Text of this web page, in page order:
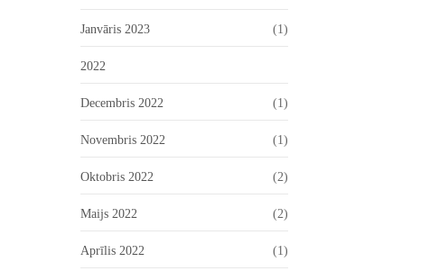
Janvāris 2023 (1)
2022
Decembris 2022 (1)
Novembris 2022 (1)
Oktobris 2022 (2)
Maijs 2022 (2)
Aprīlis 2022 (1)